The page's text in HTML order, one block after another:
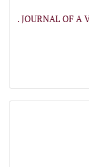
. JOURNAL OF A